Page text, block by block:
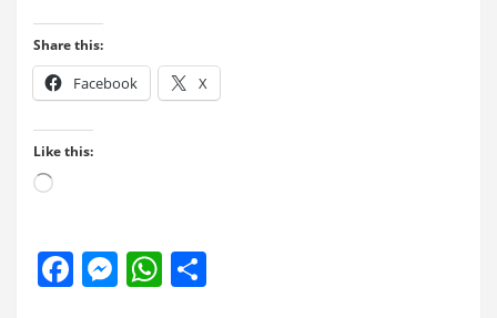
Share this:
Facebook X
Like this:
Loading…
F
M W